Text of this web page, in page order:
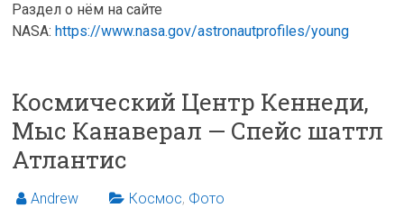
Раздел о нём на сайте
NASA:https://www.nasa.gov/astronautprofiles/young
Космический Центр Кеннеди,
Мыс Канаверал — Спейс шаттл
Атлантис
Andrew Космос, Фото